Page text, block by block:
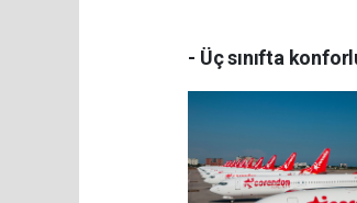
- Üç sınıfta